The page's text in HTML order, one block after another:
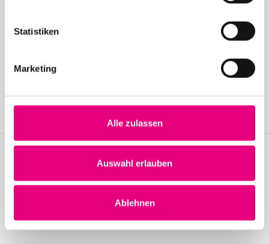
Statistiken
Marketing
Alle zulassen
Auswahl erlauben
Ablehnen
Treten Sie dem Enjoy Jazz-Freundeskreis bei und erhalten Sie
Mitglied werden
Stay up to date!